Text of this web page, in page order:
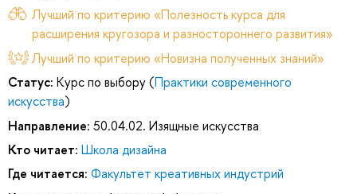
Лучший по критерию «Полезность курса для
расширения кругозора и разностороннего развития»
Лучший по критерию «Новизна полученных знаний»
Статус: Курс по выбору (Практики современного
искусства)
Направление: 50.04.02. Изящные искусства
Кто читает: Школа дизайна
Где читается: Факультет креативных индустрий